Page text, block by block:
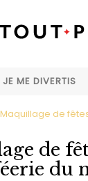
JE ME DIVERTIS
Maquillage de
de
du